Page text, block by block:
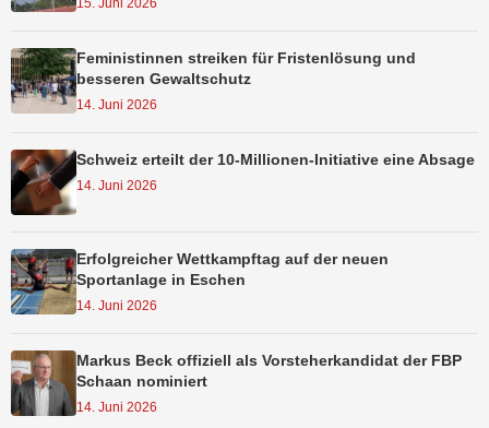
15. Juni 2026
Feministinnen streiken für Fristenlösung und
besseren Gewaltschutz
14. Juni 2026
Schweiz erteilt der 10-Millionen-Initiative eine Absage
14. Juni 2026
Erfolgreicher Wettkampftag auf der neuen
Sportanlage in Eschen
14. Juni 2026
Markus Beck offiziell als Vorsteherkandidat der FBP
Schaan nominiert
14. Juni 2026